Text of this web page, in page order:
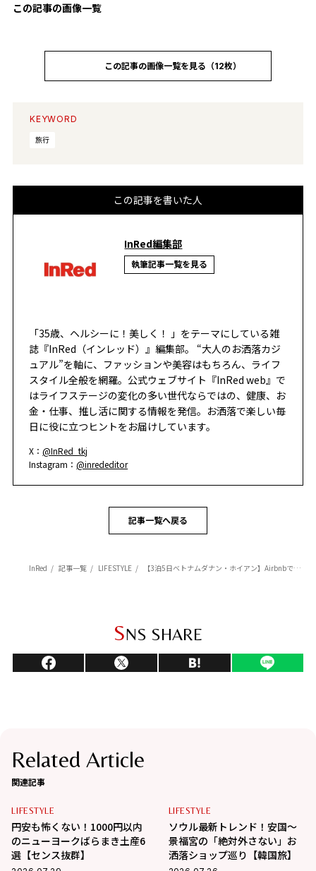
この記事の画像一覧
この記事の画像一覧を見る（12枚）
KEYWORD
旅行
この記事を書いた人
InRed編集部
執筆記事一覧を見る
「35歳、ヘルシーに！美しく！ 」をテーマにしている雑
誌『InRed（インレッド）』編集部。 “大人のお洒落カジ
ュアル”を軸に、ファッションや美容はもちろん、ライフ
スタイル全般を網羅。公式ウェブサイト『InRed web』で
はライフステージの変化の多い世代ならではの、健康、お
金・仕事、推し活に関する情報を発信。お洒落で楽しい毎
日に役に立つヒントをお届けしています。
X：@InRed_tkj
Instagram：@inrededitor
記事一覧へ戻る
InRed 記事一覧 LIFESTYLE 【3泊5日ベトナムダナン・ホイアン】Airbnbで実現！「ゆったり贅沢ステイ」を叶えるモデルプラン
SNS SHARE
Related Article
関連記事
LIFESTYLE
円安も怖くない！1000円以内
のニューヨークばらまき土産6
選【センス抜群】
LIFESTYLE
ソウル最新トレンド！安国〜
景福宮の「絶対外さない」お
洒落ショップ巡り【韓国旅】